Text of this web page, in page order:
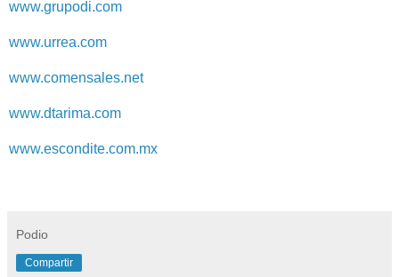
www.grupodi.com
www.urrea.com
www.comensales.net
www.dtarima.com
www.escondite.com.mx
Podio
Compartir